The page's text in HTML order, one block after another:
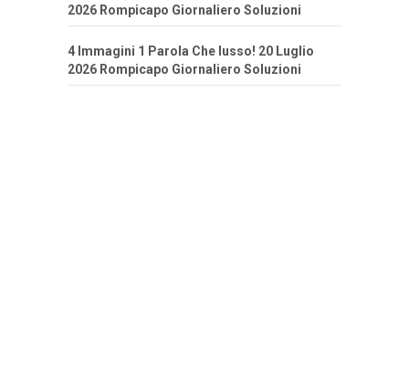
2026 Rompicapo Giornaliero Soluzioni
4 Immagini 1 Parola Che lusso! 20 Luglio
2026 Rompicapo Giornaliero Soluzioni